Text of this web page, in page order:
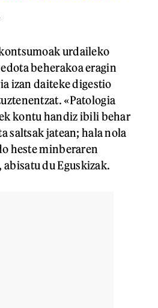
urdaileko
beherakoa eragin
izan daiteke digestio
«Patologia
kontu handiz ibili behar
saltsak jatean; hala nola
heste minberaren
du Eguskizak.